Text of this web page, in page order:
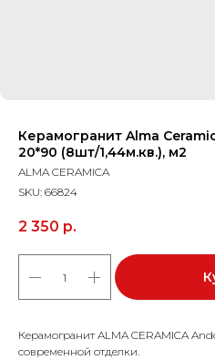
Керамогранит Alma
20*90 (8шт/1,44м.кв.), м2
ALMA CERAMICA
SKU: 66824
2 350 р.
Керамогранит ALMA CERAMICA
современной отделки.